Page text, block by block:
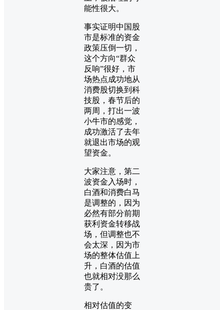
能性很大。
事实证明中国股
市是标准的资金
政策压倒一切，
这个方向“群众
反响”很好，市
场热点成功地从
消费股切换到科
技股，春节后的
两周，打出一波
小牛市的感觉，
成功激活了去年
就退出市场的观
望资金。
大家注意，第二
波资金入场时，
白酒和消费白马
是调整的，因为
必然有部分前期
获利资金转移战
场，但调整也不
会太深，因为市
场的整体估值上
升，白酒的估值
也就相对没那么
贵了。
相对估值的变